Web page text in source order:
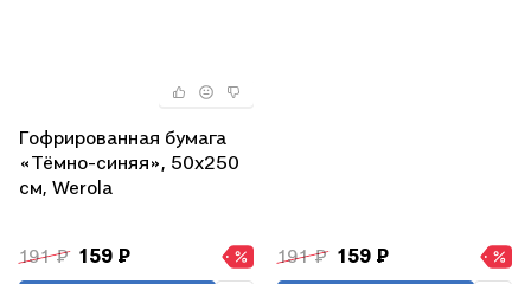
Гофрированная бумага
«Тёмно-синяя», 50х250
см, Werola
191 ₽ 159 ₽ 191 ₽ 159 ₽